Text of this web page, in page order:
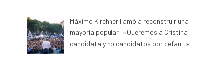
Máximo Kirchner llamó a reconstruir una
mayoría popular: «Queremos a Cristina
candidata y no candidatos por default»